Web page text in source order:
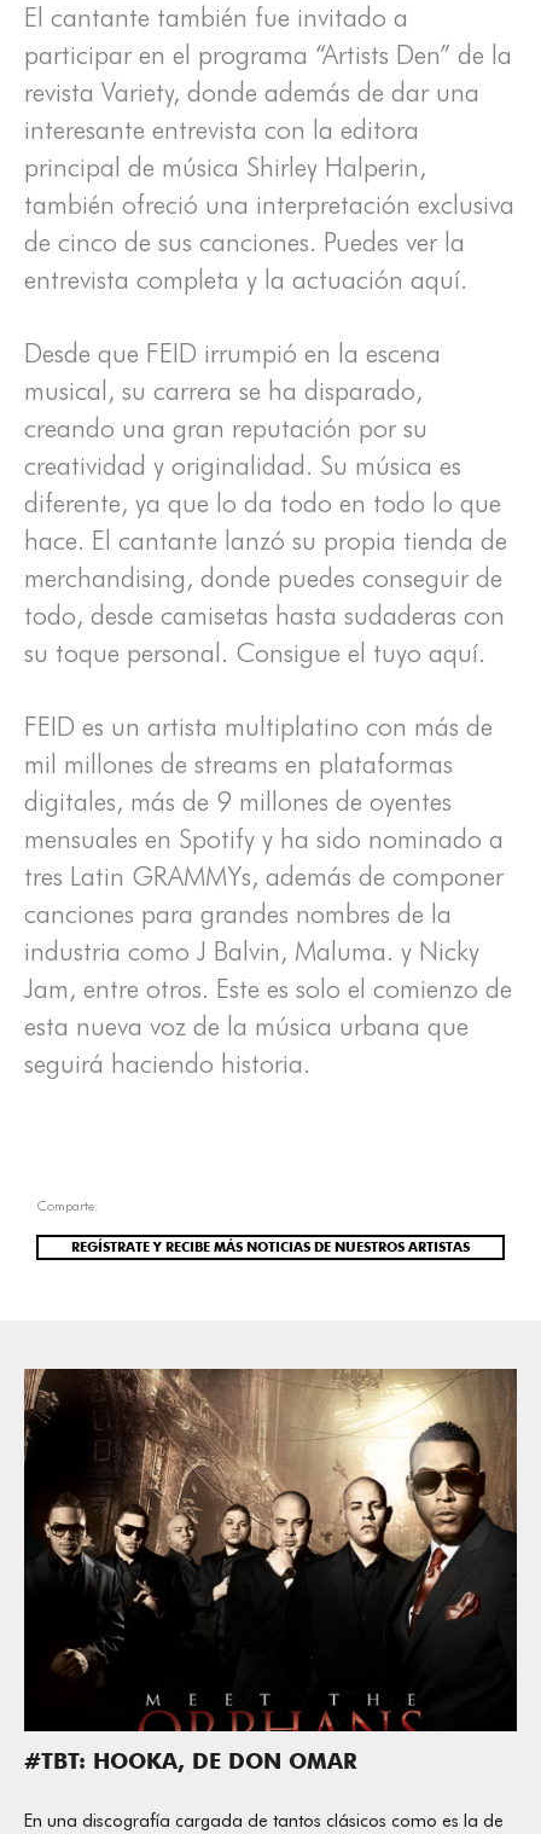
El cantante también fue invitado a
participar en el programa “Artists Den” de la
revista Variety, donde además de dar una
interesante entrevista con la editora
principal de música Shirley Halperin,
también ofreció una interpretación exclusiva
de cinco de sus canciones. Puedes ver la
entrevista completa y la actuación aquí.
Desde que FEID irrumpió en la escena
musical, su carrera se ha disparado,
creando una gran reputación por su
creatividad y originalidad. Su música es
diferente, ya que lo da todo en todo lo que
hace. El cantante lanzó su propia tienda de
merchandising, donde puedes conseguir de
todo, desde camisetas hasta sudaderas con
su toque personal. Consigue el tuyo aquí.
FEID es un artista multiplatino con más de
mil millones de streams en plataformas
digitales, más de 9 millones de oyentes
mensuales en Spotify y ha sido nominado a
tres Latin GRAMMYs, además de componer
canciones para grandes nombres de la
industria como J Balvin, Maluma. y Nicky
Jam, entre otros. Este es solo el comienzo de
esta nueva voz de la música urbana que
seguirá haciendo historia.
Comparte:
REGÍSTRATE Y RECIBE MÁS NOTICIAS DE NUESTROS ARTISTAS
#TBT: HOOKA, DE DON OMAR
En una discografía cargada de tantos clásicos como es la de